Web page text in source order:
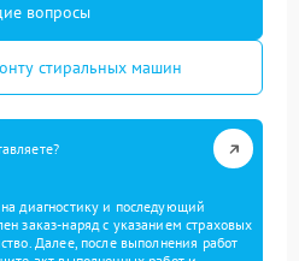
вопросы
стиральных машин
диагностику и последующий
заказ-наряд с указанием страховых
Далее, после выполнения работ